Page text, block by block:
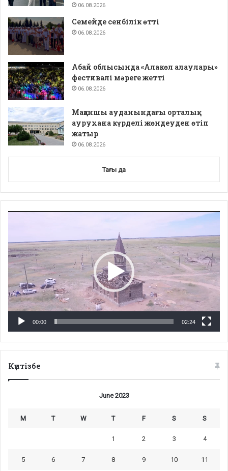
06.08.2026
Семейде сенбілік өтті
06.08.2026
Абай облысында «Алакөл алаулары»
фестивалі мәреге жетті
06.08.2026
Мақаншы ауданындағы орталық
аурухана күрделі жөндеуден өтіп
жатыр
06.08.2026
Тағы да
00:00 02:24
Күнтізбе
June 2023
M T W T F S S
1 2 3 4
5 6 7 8 9 10 11